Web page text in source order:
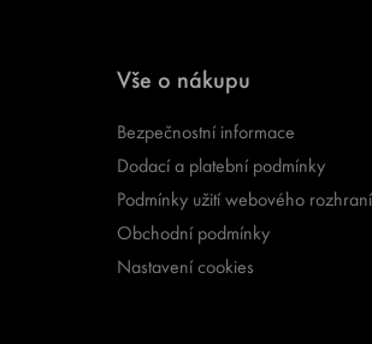
Vše o nákupu
Bezpečnostní informace
Dodací a platební podmínky
Podmínky užití webového rozhraní
Obchodní podmínky
Nastavení cookies